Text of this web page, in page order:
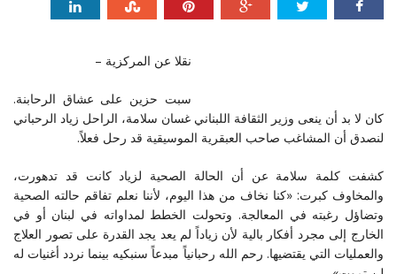
نقلا عن المركزية –
سبت حزين على عشاق الرحابنة.
كان لا بد أن ينعى وزير الثقافة اللبناني غسان سلامة، الراحل زياد الرحباني
لنصدق أن المشاغب صاحب العبقرية الموسيقية قد رحل فعلاً.
كشفت كلمة سلامة عن أن الحالة الصحية لزياد كانت قد تدهورت،
والمخاوف كبرت: «كنا نخاف من هذا اليوم، لأننا نعلم تفاقم حالته الصحية
وتضاؤل رغبته في المعالجة. وتحولت الخطط لمداواته في لبنان أو في
الخارج إلى مجرد أفكار بالية لأن زياداً لم يعد يجد القدرة على تصور العلاج
والعمليات التي يقتضيها. رحم الله رحبانياً مبدعاً سنبكيه بينما نردد أغنيات له